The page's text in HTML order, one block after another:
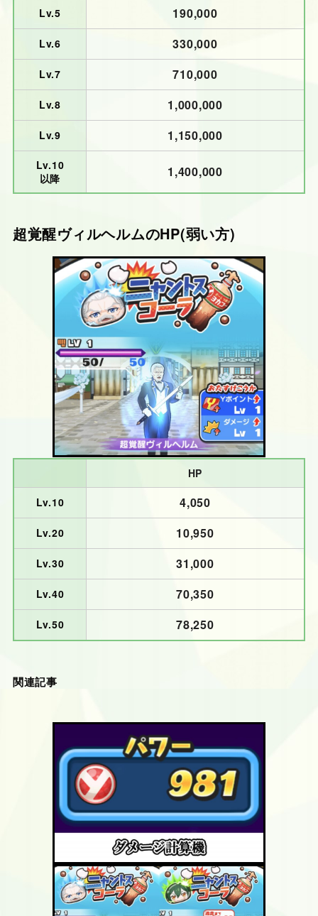
Lv.5 190,000
Lv.6 330,000
Lv.7 710,000
Lv.8 1,000,000
Lv.9 1,150,000
Lv.10
以降
1,400,000
超覚醒ヴィルヘルムのHP(弱い方)
HP
Lv.10 4,050
Lv.20 10,950
Lv.30 31,000
Lv.40 70,350
Lv.50 78,250
関連記事